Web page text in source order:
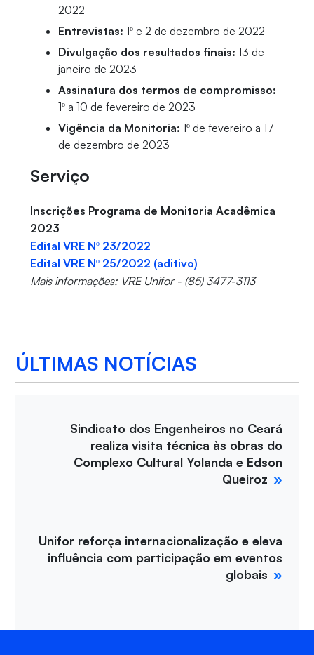
2022
Entrevistas: 1º e 2 de dezembro de 2022
Divulgação dos resultados finais: 13 de
janeiro de 2023
Assinatura dos termos de compromisso:
1º a 10 de fevereiro de 2023
Vigência da Monitoria: 1º de fevereiro a 17
de dezembro de 2023
Serviço
Inscrições Programa de Monitoria Acadêmica
2023
Edital VRE Nº 23/2022
Edital VRE Nº 25/2022 (aditivo)
Mais informações: VRE Unifor - (85) 3477-3113
ÚLTIMAS NOTÍCIAS
Sindicato dos Engenheiros no Ceará
realiza visita técnica às obras do
Complexo Cultural Yolanda e Edson
Queiroz
Unifor reforça internacionalização e eleva
influência com participação em eventos
globais